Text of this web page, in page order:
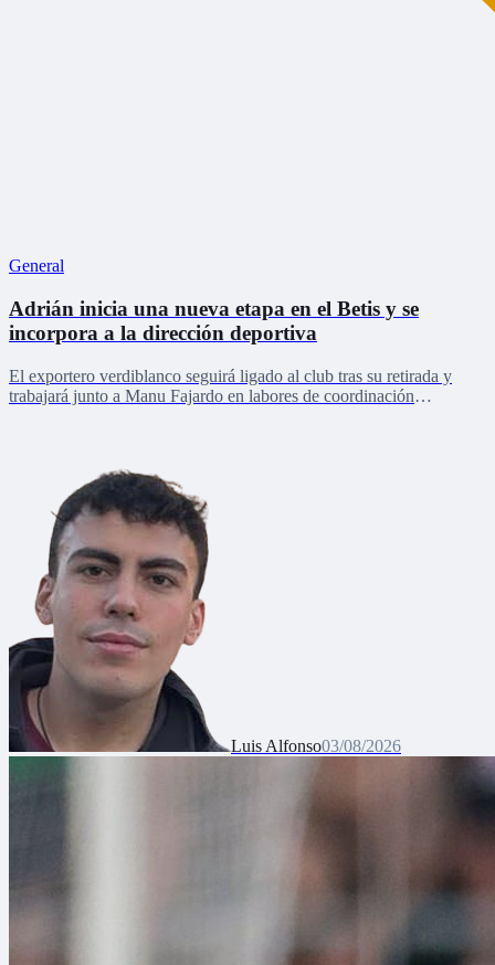
General
Adrián inicia una nueva etapa en el Betis y se
incorpora a la dirección deportiva
El exportero verdiblanco seguirá ligado al club tras su retirada y
trabajará junto a Manu Fajardo en labores de coordinación
Luis Alfonso03/08/2026